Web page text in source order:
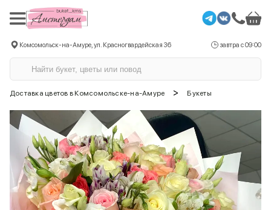
Комсомольск-на-Амуре, ул. Красногвардейская 36 завтра с 09:00
Доставка цветов в Комсомольске-на-Амуре > Букеты